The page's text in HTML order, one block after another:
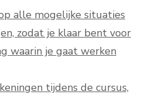
alle mogelijke situaties
zodat je klaar bent voor
waarin je gaat werken
tijdens de cursus,